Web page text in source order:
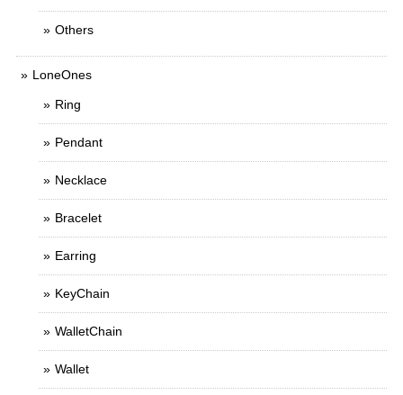
Others
LoneOnes
Ring
Pendant
Necklace
Bracelet
Earring
KeyChain
WalletChain
Wallet